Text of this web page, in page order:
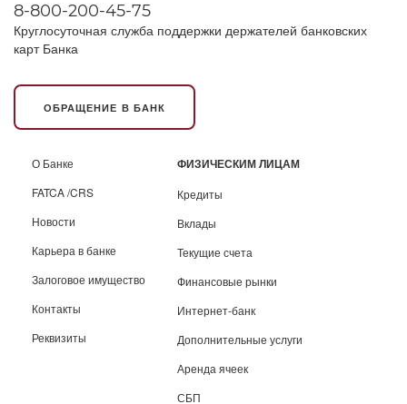
8-800-200-45-75
Круглосуточная служба поддержки держателей банковских
карт Банка
ОБРАЩЕНИЕ В БАНК
О Банке
FATCA /CRS
Новости
Карьера в банке
Залоговое имущество
Контакты
Реквизиты
ФИЗИЧЕСКИМ ЛИЦАМ
Кредиты
Вклады
Текущие счета
Финансовые рынки
Интернет-банк
Дополнительные услуги
Аренда ячеек
СБП